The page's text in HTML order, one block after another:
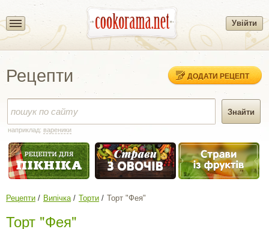
Увійти
Рецепти ДОДАТИ РЕЦЕПТ
наприклад: вареники
Рецепти Випічка Торти Торт "Фея"
Торт "Фея"